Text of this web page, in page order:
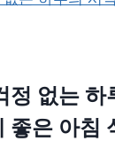
알
바
꾸
정 없는 하
좋은 아침